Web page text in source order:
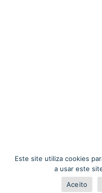
Este site utiliza cookies
a usar este
Aceito